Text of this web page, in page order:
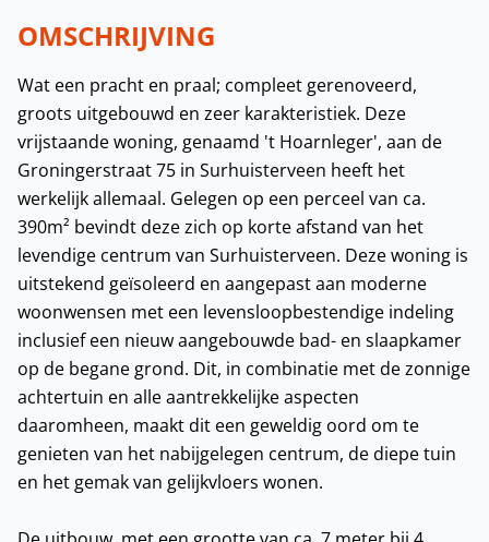
OMSCHRIJVING
Wat een pracht en praal; compleet gerenoveerd,
groots uitgebouwd en zeer karakteristiek. Deze
vrijstaande woning, genaamd 't Hoarnleger', aan de
Groningerstraat 75 in Surhuisterveen heeft het
werkelijk allemaal. Gelegen op een perceel van ca.
390m² bevindt deze zich op korte afstand van het
levendige centrum van Surhuisterveen. Deze woning is
uitstekend geïsoleerd en aangepast aan moderne
woonwensen met een levensloopbestendige indeling
inclusief een nieuw aangebouwde bad- en slaapkamer
op de begane grond. Dit, in combinatie met de zonnige
achtertuin en alle aantrekkelijke aspecten
daaromheen, maakt dit een geweldig oord om te
genieten van het nabijgelegen centrum, de diepe tuin
en het gemak van gelijkvloers wonen.